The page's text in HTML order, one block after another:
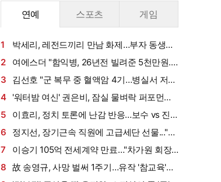
연예 스포츠 게임
1
박세리, 레전드끼리 만남 화제…부자 동생에
게 밥 샀다가 '반전'
2
여에스더 "함익병, 26년전 빌려준 5천만원...
그덕에 사업 시작" (동상이몽2)[종합]
3
김선호 "군 복무 중 혈액암 4기…병실서 저만
살아남았다" (내 남은 연애)
4
'워터밤 여신' 권은비, 잠실 물벼락 퍼포먼스
'후끈'…두산 승리요정 등극
5
이효리, 정치 토론에 난감 반응…보수 vs 진
보 사연에 "빠지면 안 될까요?"
6
정지선, 장기근속 직원에 고급세단 선물..."차
부담되면 명품백도 가능" (사당귀)[전일야화]
7
이승기 105억 전세계약 만료…"차가원 회장,
보증금 안 주면 법적 조치"
8 故 송영규, 사망 벌써 1주기…유작 '참교육'서